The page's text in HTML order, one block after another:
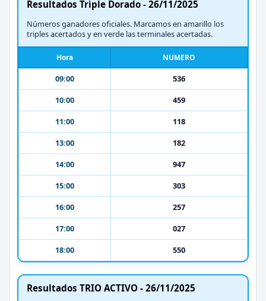
Resultados Triple Dorado - 26/11/2025
Números ganadores oficiales. Marcamos en amarillo los
triples acertados y en verde las terminales acertadas.
Hora NUMERO
09:00
536
10:00
459
11:00
118
13:00
182
14:00
947
15:00
303
16:00
257
17:00
027
18:00
550
Resultados TRIO ACTIVO - 26/11/2025